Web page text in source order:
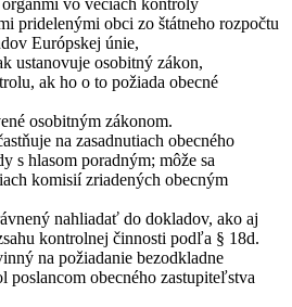
pridelenými obci zo štátneho rozpočtu
Európskej únie,
ustanovuje osobitný zákon,
ak ho o to požiada obecné
osobitným zákonom.
na zasadnutiach obecného
s hlasom poradným; môže sa
komisií zriadených obecným
nahliadať do dokladov, ako aj
kontrolnej činnosti podľa § 18d.
na požiadanie bezodkladne
obecného zastupiteľstva